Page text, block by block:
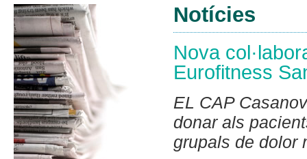
Notícies
Nova
Eurofitness
EL CAP
donar als
grupals de dolor